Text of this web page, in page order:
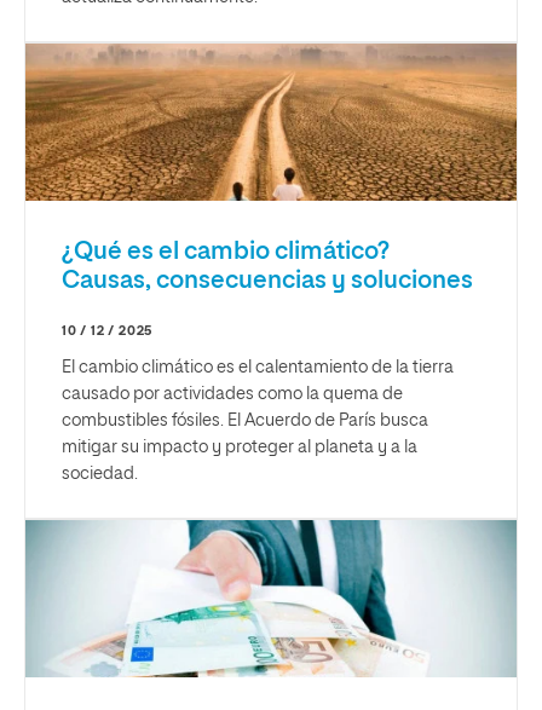
¿Qué es el cambio climático?
Causas, consecuencias y soluciones
10 / 12 / 2025
El cambio climático es el calentamiento de la tierra
causado por actividades como la quema de
combustibles fósiles. El Acuerdo de París busca
mitigar su impacto y proteger al planeta y a la
sociedad.